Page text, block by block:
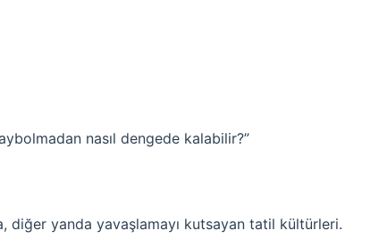
nasıl dengede kalabilir?”
diğer yanda yavaşlamayı kutsayan tatil kültürleri.